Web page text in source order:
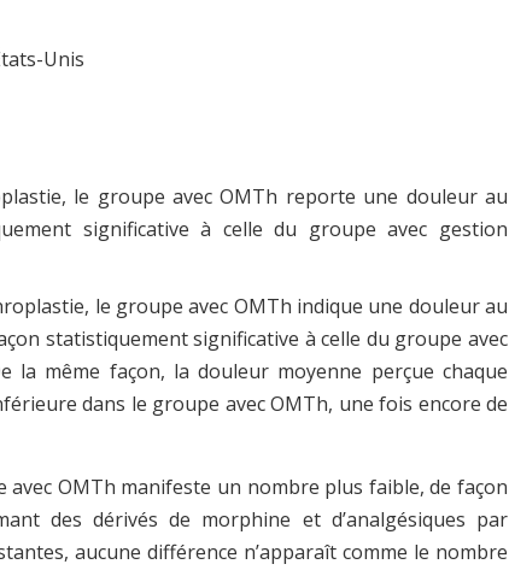
Unis
le groupe avec OMTh reporte une douleur au
significative à celle du groupe avec gestion
le groupe avec OMTh indique une douleur au
statistiquement significative à celle du groupe avec
la même façon, la douleur moyenne perçue chaque
dans le groupe avec OMTh, une fois encore de
OMTh manifeste un nombre plus faible, de façon
des dérivés de morphine et d’analgésiques par
aucune différence n’apparaît comme le nombre